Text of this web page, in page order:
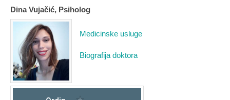
Dina Vujačić, Psiholog
Medicinske usluge
Biografija doktora